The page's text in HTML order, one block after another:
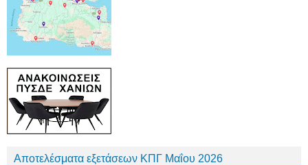
Αποτελέσματα εξετάσεων ΚΠΓ Μαΐου 2026